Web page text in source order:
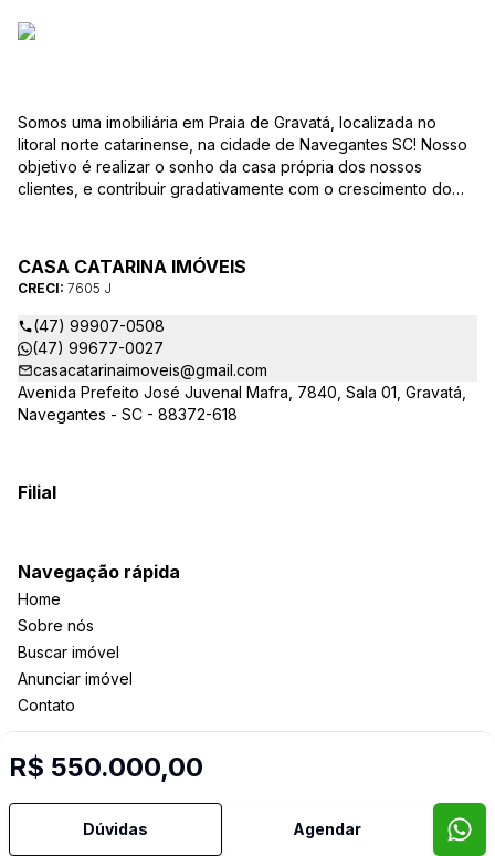
R$ 550.000,00
Dúvidas Agendar
Somos uma imobiliária em Praia de Gravatá, localizada no
litoral norte catarinense, na cidade de Navegantes SC! Nosso
objetivo é realizar o sonho da casa própria dos nossos
clientes, e contribuir gradativamente com o crescimento do
CASA CATARINA IMÓVEIS
CRECI: 7605 J
(47) 99907-0508
(47) 99677-0027
casacatarinaimoveis@gmail.com
Avenida Prefeito José Juvenal Mafra, 7840, Sala 01, Gravatá,
Navegantes - SC - 88372-618
Filial
Navegação rápida
Home
Sobre nós
Buscar imóvel
Anunciar imóvel
Contato
Selo de Tecnologia Loft